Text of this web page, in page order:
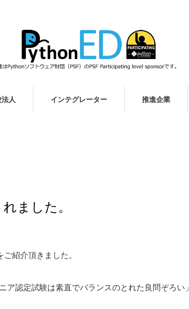
人 インテグレーター 推進企業
ました。
紹介頂きました。
ア認定試験は素直でバランスのとれた良問ぞろい」